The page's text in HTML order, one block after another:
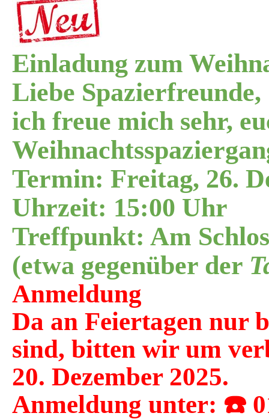
Einladung zum
Liebe Spazierfreunde,
ich freue mich sehr,
Termin: Freitag, 26.
Uhrzeit: 15:00 Uhr
Treffpunkt: Am
(etwa gegenüber der
Anmeldung
Da an Feiertagen nur
sind, bitten wir um
20. Dezember 2025.
Anmeldung unter: ☎️